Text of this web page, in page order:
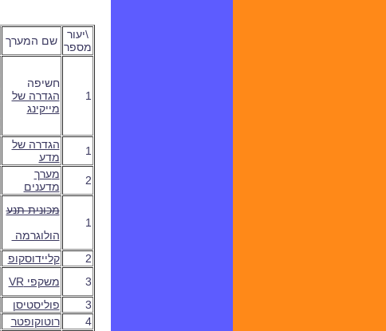
\יעור
מספר שם המערך
1
חשיפה
הגדרה של
מייקינג
1
הגדרה של
מדע
2 מערך
מדענים
1
מכונית תנע
הולוגרמה
2 קליידוסקופ
3
משקפי VR
3
פוליסטיסן
4
רוטוקופטר